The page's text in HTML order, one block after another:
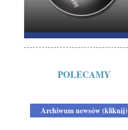
POLECAMY
Archiwum newsów (kliknij)